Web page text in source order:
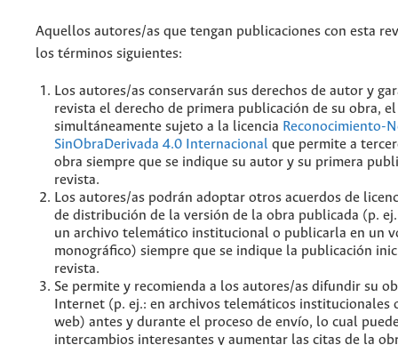
Aquellos autores/as que tengan publicaciones con esta
los términos siguientes:
Los autores/as conservarán sus derechos de autor y
revista el derecho de primera publicación de su obra,
simultáneamente sujeto a la licencia Reconocimiento-
SinObraDerivada 4.0 Internacional que permite a
obra siempre que se indique su autor y su primera
revista.
Los autores/as podrán adoptar otros acuerdos de
de distribución de la versión de la obra publicada (p.
un archivo telemático institucional o publicarla en un
monográfico) siempre que se indique la publicación
revista.
Se permite y recomienda a los autores/as difundir su
Internet (p. ej.: en archivos telemáticos institucionales
web) antes y durante el proceso de envío, lo cual
intercambios interesantes y aumentar las citas de la